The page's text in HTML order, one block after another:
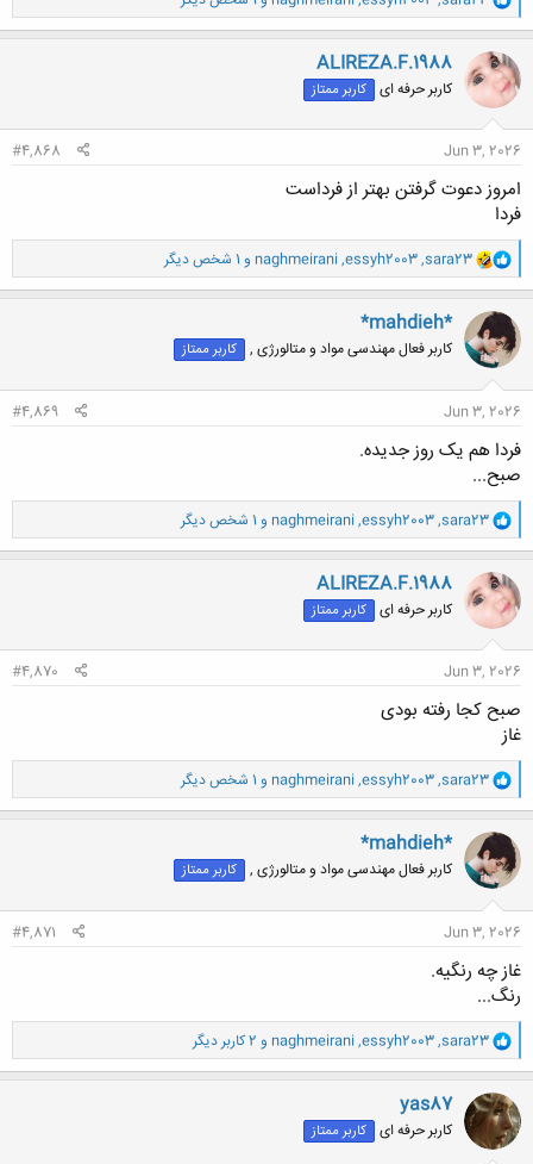
ا
ک
ن
ش
ه
ا
ALIREZA.F.1988
کاربر حرفه ای کاربر ممتاز
Jun 3, 2026
#4,868
امروز دعوت گرفتن بهتر از فرداست
فردا
و
ا
ک
ن
ش
ه
:
sara23
,
essyh2003
,
naghmeirani و 1 شخص دیگر
*mahdieh*
کاربر فعال مهندسی مواد و متالورژی , کاربر ممتاز
Jun 3, 2026
#4,869
فردا هم یک روز جدیده.
صبح...
و
ا
ک
ن
ش
ه
ا
sara23
,
essyh2003
,
naghmeirani و 1 شخص دیگر
ALIREZA.F.1988
کاربر حرفه ای کاربر ممتاز
Jun 3, 2026
#4,870
صبح کجا رفته بودی
غاز
و
ا
ک
ن
ش
ه
ا
sara23
,
essyh2003
,
naghmeirani و 1 شخص دیگر
*mahdieh*
کاربر فعال مهندسی مواد و متالورژی , کاربر ممتاز
Jun 3, 2026
#4,871
غاز چه رنگیه.
رنگ...
و
ا
ک
ن
ش
ه
ا
sara23
,
essyh2003
,
naghmeirani و 2 کاربر دیگر
yas87
کاربر حرفه ای کاربر ممتاز